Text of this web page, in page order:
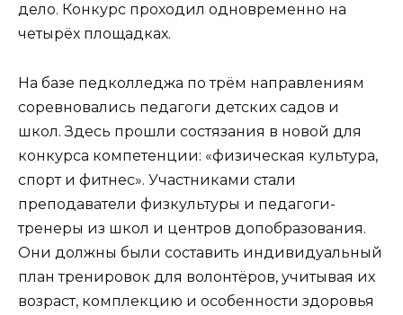
дело. Конкурс проходил одновременно на
четырёх площадках.
На базе педколледжа по трём направлениям
соревновались педагоги детских садов и
школ. Здесь прошли состязания в новой для
конкурса компетенции: «физическая культура,
спорт и фитнес». Участниками стали
преподаватели физкультуры и педагоги-
тренеры из школ и центров допобразования.
Они должны были составить индивидуальный
план тренировок для волонтёров, учитывая их
возраст, комплекцию и особенности здоровья